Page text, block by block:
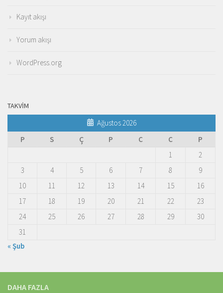
Kayıt akışı
Yorum akışı
WordPress.org
TAKVIM
Ağustos 2026
P
S Ç P C C
P
1
2
3
4 5 6 7 8
9
10
11 12 13 14 15
16
17
18 19 20 21 22
23
24
25 26 27 28 29
30
31
« Şub
DAHA FAZLA